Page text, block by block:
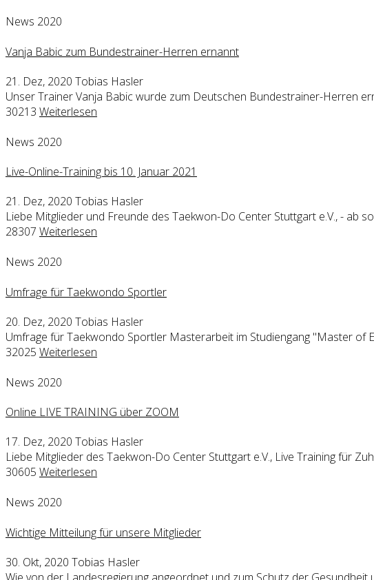
News 2020
Vanja Babic zum Bundestrainer-Herren ernannt
21. Dez, 2020 Tobias Hasler
Unser Trainer Vanja Babic wurde zum Deutschen Bundestrainer-Herren
30213 Weiterlesen
News 2020
Live-Online-Training bis 10. Januar 2021
21. Dez, 2020 Tobias Hasler
Liebe Mitglieder und Freunde des Taekwon-Do Center Stuttgart e.V., - ab
28307 Weiterlesen
News 2020
Umfrage für Taekwondo Sportler
20. Dez, 2020 Tobias Hasler
Umfrage für Taekwondo Sportler Masterarbeit im Studiengang "Master of
32025 Weiterlesen
News 2020
Online LIVE TRAINING über ZOOM
17. Dez, 2020 Tobias Hasler
Liebe Mitglieder des Taekwon-Do Center Stuttgart e.V., Live Training für
30605 Weiterlesen
News 2020
Wichtige Mitteilung für unsere Mitglieder
30. Okt, 2020 Tobias Hasler